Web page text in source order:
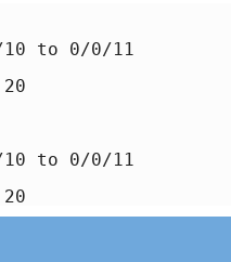
10 to 0/0/11
10 to 0/0/11